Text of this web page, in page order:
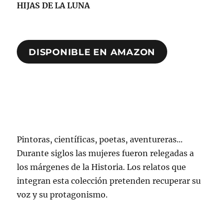
HIJAS DE LA LUNA
DISPONIBLE EN AMAZON
Pintoras, científicas, poetas, aventureras...
Durante siglos las mujeres fueron relegadas a
los márgenes de la Historia. Los relatos que
integran esta colección pretenden recuperar su
voz y su protagonismo.